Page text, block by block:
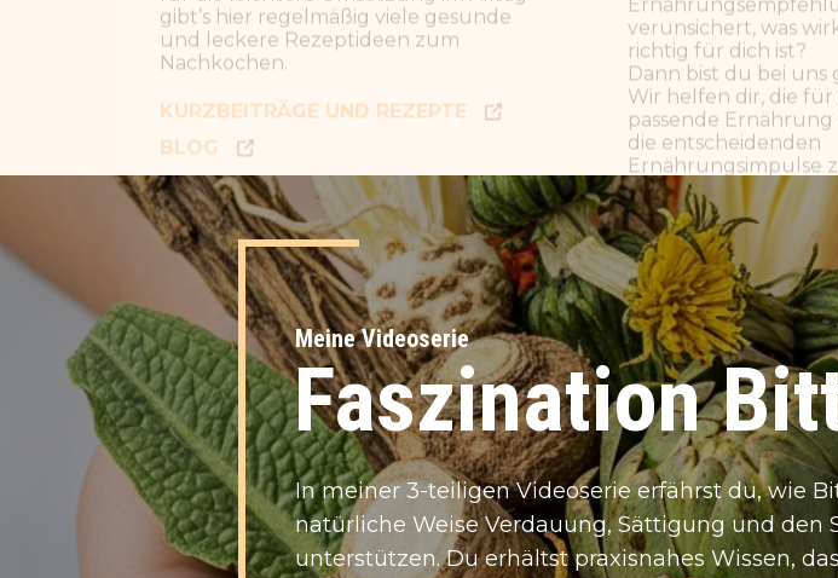
Meine Videoserie
Faszination
I​n meiner 3-teiligen Videoserie erfährst du, wie
natürliche Weise Verdauung, Sättigung und den
unterstützen. Du erhältst praxisnahes Wissen,